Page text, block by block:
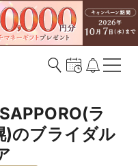
ラ
)のブライダル